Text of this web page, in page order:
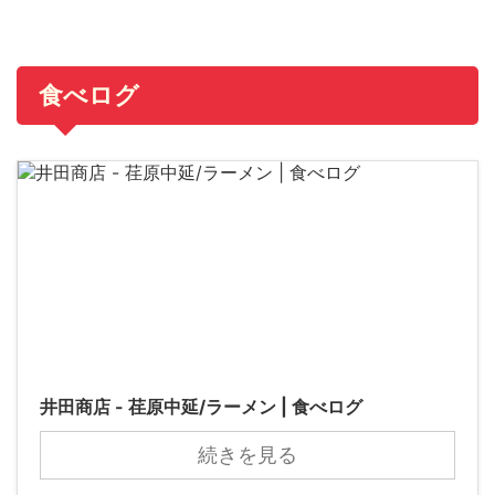
食べログ
井田商店 - 荏原中延/ラーメン | 食べログ
続きを見る